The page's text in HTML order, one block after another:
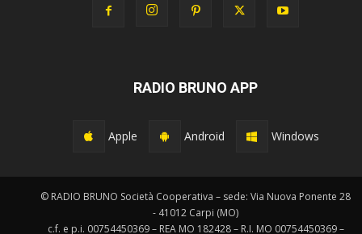
RADIO BRUNO APP
Apple Android Windows
© RADIO BRUNO Società Cooperativa – sede: Via Nuova Ponente 28
- 41012 Carpi (MO)
c.f. e p.i. 00754450369 – REA MO 182428 – R.I. MO 00754450369 –